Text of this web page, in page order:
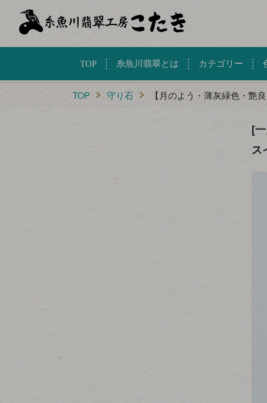
TOP 糸魚川翡翠とは カテゴリー
TOP 守り石 【月のよう・薄灰緑色・艶
[
ス